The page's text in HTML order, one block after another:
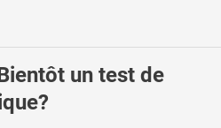
un test de